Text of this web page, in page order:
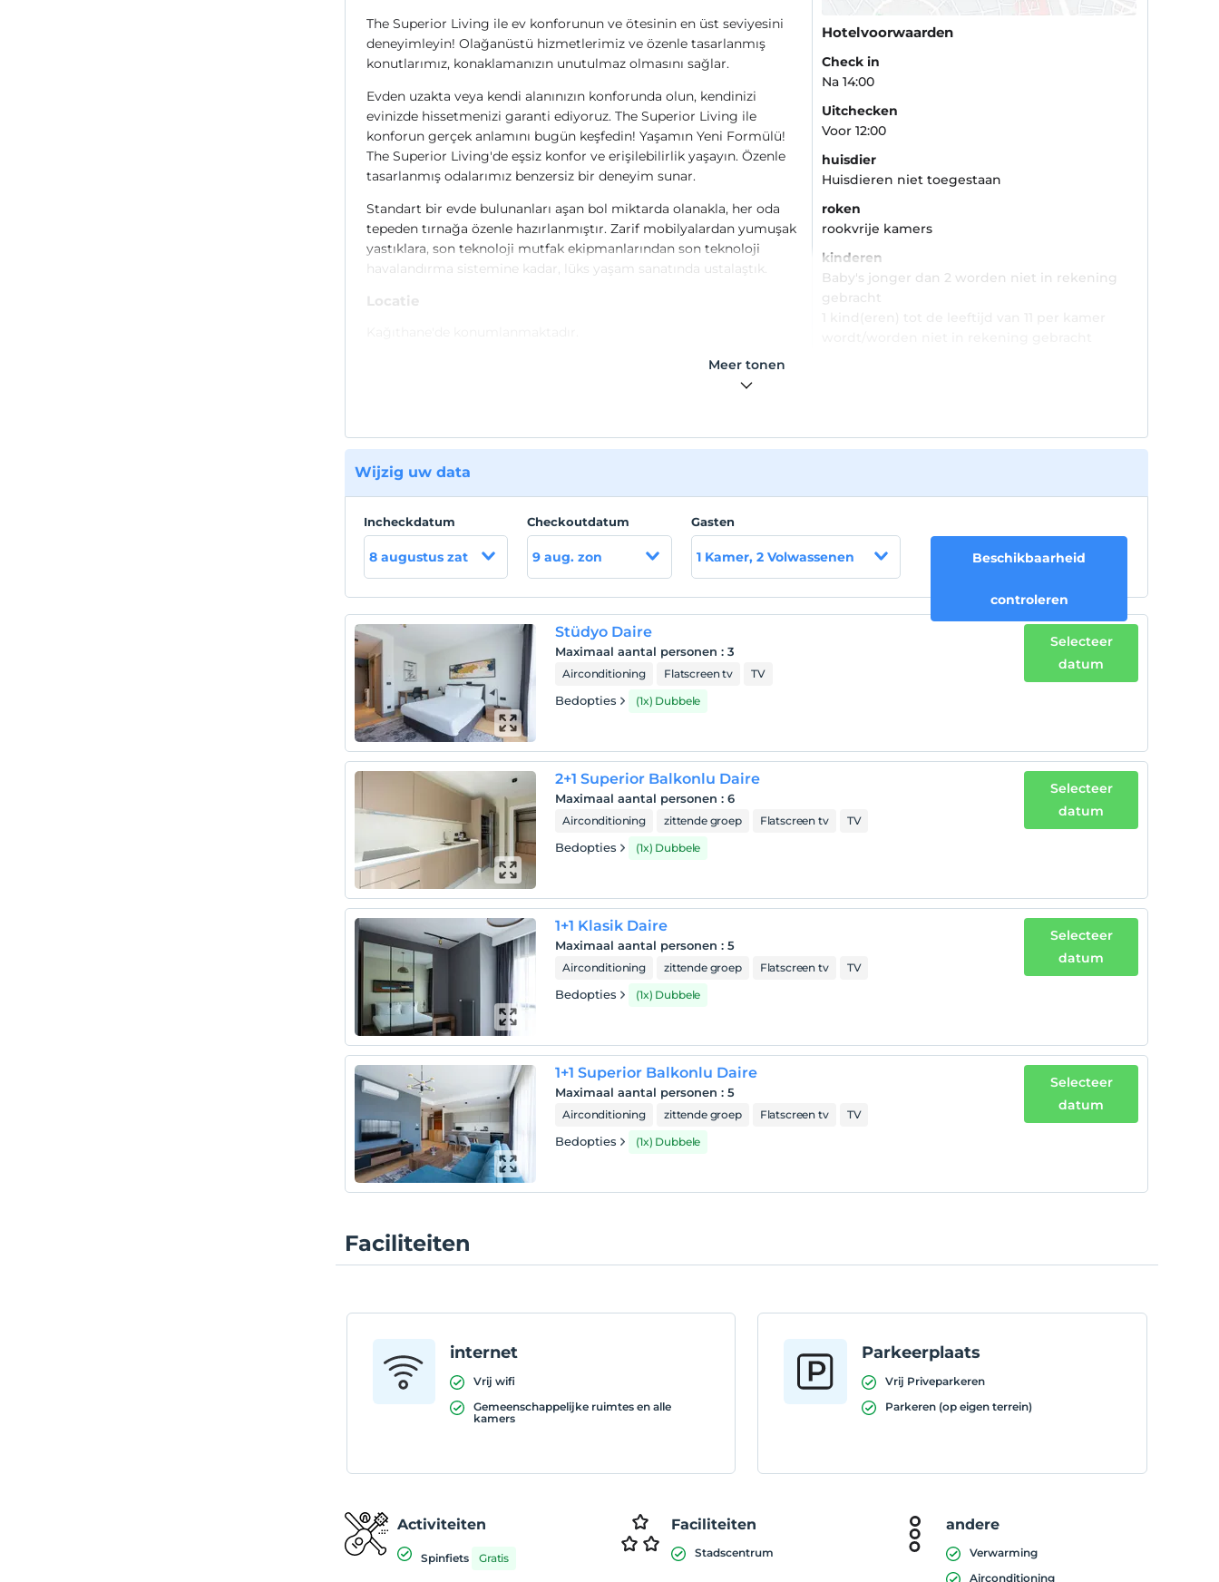
The Superior Living ile ev konforunun ve ötesinin en üst seviyesini
deneyimleyin! Olağanüstü hizmetlerimiz ve özenle tasarlanmış
konutlarımız, konaklamanızın unutulmaz olmasını sağlar.
Evden uzakta veya kendi alanınızın konforunda olun, kendinizi
evinizde hissetmenizi garanti ediyoruz. The Superior Living ile
konforun gerçek anlamını bugün keşfedin! Yaşamın Yeni Formülü!
The Superior Living'de eşsiz konfor ve erişilebilirlik yaşayın. Özenle
tasarlanmış odalarımız benzersiz bir deneyim sunar.
Standart bir evde bulunanları aşan bol miktarda olanakla, her oda
tepeden tırnağa özenle hazırlanmıştır. Zarif mobilyalardan yumuşak
yastıklara, son teknoloji mutfak ekipmanlarından son teknoloji
havalandırma sistemine kadar, lüks yaşam sanatında ustalaştık.
Locatie
Hotelvoorwaarden
Check in
Na 14:00
Uitchecken
Voor 12:00
huisdier
Huisdieren niet toegestaan
roken
rookvrije kamers
kinderen
Baby's jonger dan 2 worden niet in rekening
gebracht
Meer tonen
Wijzig uw data
Incheckdatum
8 augustus zat
Checkoutdatum
9 aug. zon
Gasten
1 Kamer, 2 Volwassenen Beschikbaarheid
controleren
Stüdyo Daire
Maximaal aantal personen :3
Airconditioning Flatscreen tv TV
Bedopties (1x) Dubbele
Selecteer
datum
2+1 Superior Balkonlu Daire
Maximaal aantal personen :6
Airconditioning zittende groep Flatscreen tv TV
Bedopties (1x) Dubbele
Selecteer
datum
1+1 Klasik Daire
Maximaal aantal personen :5
Airconditioning zittende groep Flatscreen tv TV
Bedopties (1x) Dubbele
Selecteer
datum
1+1 Superior Balkonlu Daire
Maximaal aantal personen :5
Airconditioning zittende groep Flatscreen tv TV
Bedopties (1x) Dubbele
Selecteer
datum
Faciliteiten
internet
Vrij wifi
Gemeenschappelijke ruimtes en alle
kamers
Parkeerplaats
Vrij Priveparkeren
Parkeren (op eigen terrein)
Activiteiten
Spinfiets Gratis
Faciliteiten
Stadscentrum
andere
Verwarming
Airconditioning